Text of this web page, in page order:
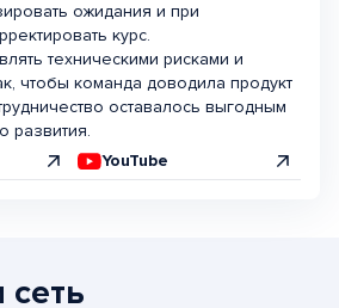
ожидания и при
курс.
техническими рисками и
чтобы команда доводила продукт
оставалось выгодным
развития.
YouTube